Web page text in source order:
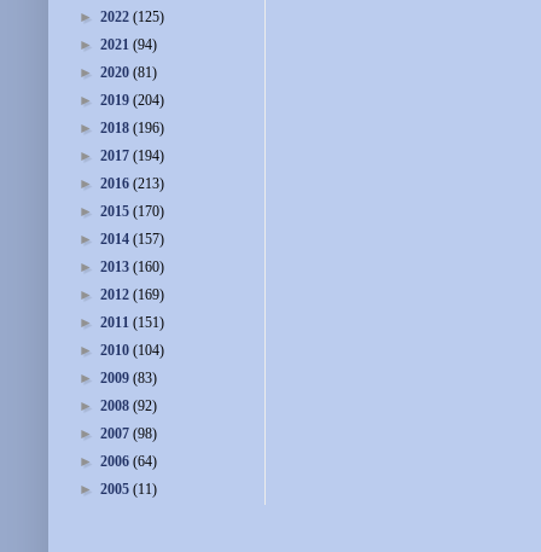
► 2022 (125)
► 2021 (94)
► 2020 (81)
► 2019 (204)
► 2018 (196)
► 2017 (194)
► 2016 (213)
► 2015 (170)
► 2014 (157)
► 2013 (160)
► 2012 (169)
► 2011 (151)
► 2010 (104)
► 2009 (83)
► 2008 (92)
► 2007 (98)
► 2006 (64)
► 2005 (11)